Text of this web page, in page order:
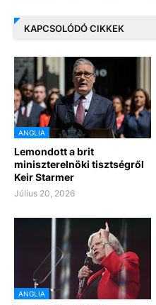
KAPCSOLÓDÓ CIKKEK
ANGLIA
Lemondott a brit
miniszterelnöki tisztségről
Keir Starmer
Július 20, 2026
ANGLIA